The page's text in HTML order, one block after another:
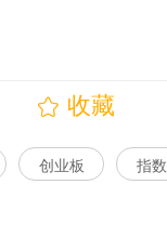
收藏
创业板 指数